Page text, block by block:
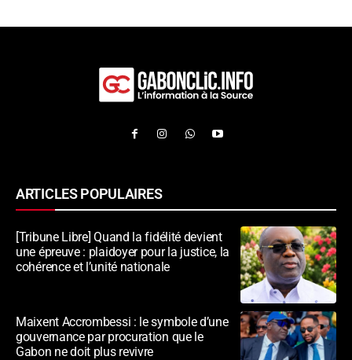
ARTICLES POPULAIRES
[Tribune Libre] Quand la fidélité devient
une épreuve : plaidoyer pour la justice, la
cohérence et l’unité nationale
Maixent Accrombessi : le symbole d’une
gouvernance par procuration que le
Gabon ne doit plus revivre